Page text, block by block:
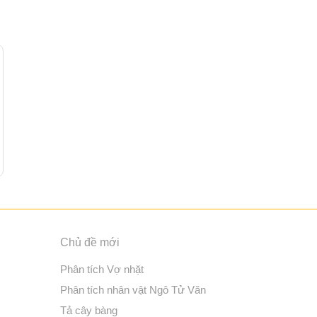
Chủ đề mới
Phân tích Vợ nhặt
Phân tích nhân vật Ngô Tử Văn
Tả cây bàng